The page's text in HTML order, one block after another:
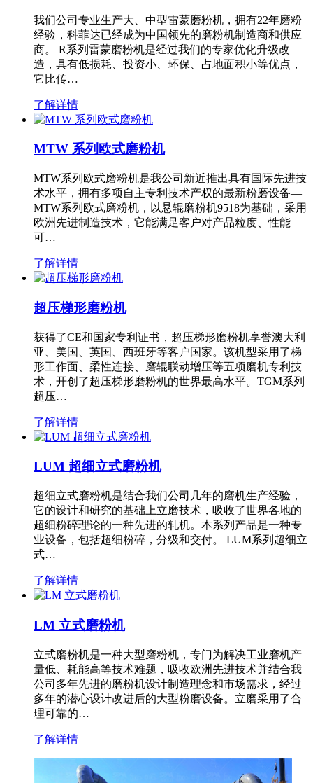
我们公司专业生产大、中型雷蒙磨粉机，拥有22年磨粉
经验，科菲达已经成为中国领先的磨粉机制造商和供应
商。 R系列雷蒙磨粉机是经过我们的专家优化升级改
造，具有低损耗、投资小、环保、占地面积小等优点，
它比传…
了解详情
MTW 系列欧式磨粉机
MTW系列欧式磨粉机是我公司新近推出具有国际先进技
术水平，拥有多项自主专利技术产权的最新粉磨设备—
MTW系列欧式磨粉机，以悬辊磨粉机9518为基础，采用
欧洲先进制造技术，它能满足客户对产品粒度、性能
可…
了解详情
超压梯形磨粉机
获得了CE和国家专利证书，超压梯形磨粉机享誉澳大利
亚、美国、英国、西班牙等客户国家。该机型采用了梯
形工作面、柔性连接、磨辊联动增压等五项磨机专利技
术，开创了超压梯形磨粉机的世界最高水平。TGM系列
超压…
了解详情
LUM 超细立式磨粉机
超细立式磨粉机是结合我们公司几年的磨机生产经验，
它的设计和研究的基础上立磨技术，吸收了世界各地的
超细粉碎理论的一种先进的轧机。本系列产品是一种专
业设备，包括超细粉碎，分级和交付。 LUM系列超细立
式…
了解详情
LM 立式磨粉机
立式磨粉机是一种大型磨粉机，专门为解决工业磨机产
量低、耗能高等技术难题，吸收欧洲先进技术并结合我
公司多年先进的磨粉机设计制造理念和市场需求，经过
多年的潜心设计改进后的大型粉磨设备。立磨采用了合
理可靠的…
了解详情